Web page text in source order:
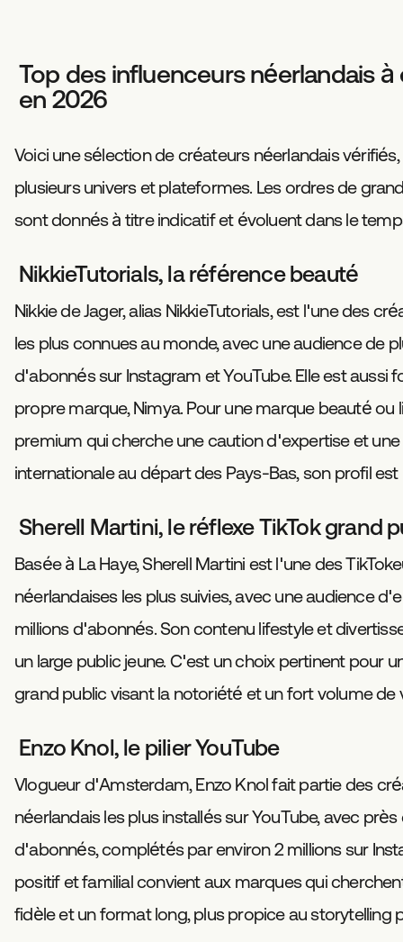
Top des influenceurs néerlandais
en 2026
Voici une sélection de créateurs néerlandais
plusieurs univers et plateformes. Les ordres de
sont donnés à titre indicatif et évoluent dans le
NikkieTutorials, la référence beauté
Nikkie de Jager, alias NikkieTutorials, est l'une des
les plus connues au monde, avec une audience de
d'abonnés sur Instagram et YouTube. Elle est aussi
propre marque, Nimya. Pour une marque beauté ou
premium qui cherche une caution d'expertise et
internationale au départ des Pays-Bas, son profil est
Sherell Martini, le réflexe TikTok grand
Basée à La Haye, Sherell Martini est l'une des
néerlandaises les plus suivies, avec une audience
millions d'abonnés. Son contenu lifestyle et
un large public jeune. C'est un choix pertinent pour
grand public visant la notoriété et un fort volume de
Enzo Knol, le pilier YouTube
Vlogueur d'Amsterdam, Enzo Knol fait partie des
néerlandais les plus installés sur YouTube, avec près
d'abonnés, complétés par environ 2 millions sur
positif et familial convient aux marques qui
fidèle et un format long, plus propice au storytelling